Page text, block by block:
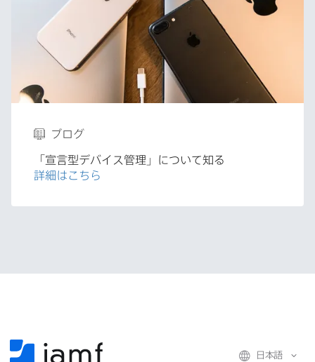
ブログ
「宣言型デバイス管理」に​ついて​知る
詳細は​こちら
日本語